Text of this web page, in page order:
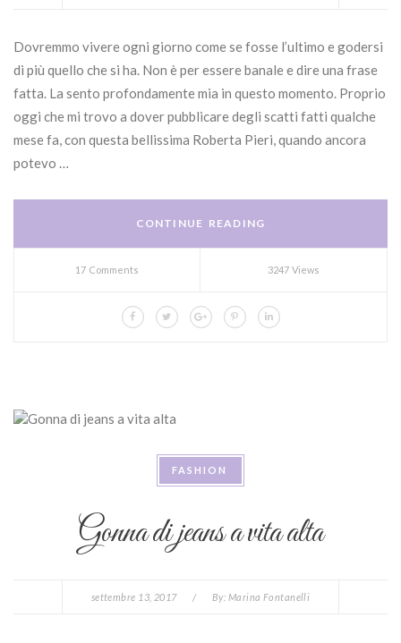
Dovremmo vivere ogni giorno come se fosse l’ultimo e godersi
di più quello che si ha. Non è per essere banale e dire una frase
fatta. La sento profondamente mia in questo momento. Proprio
oggi che mi trovo a dover pubblicare degli scatti fatti qualche
mese fa, con questa bellissima Roberta Pieri, quando ancora
potevo …
CONTINUE READING
17 Comments 3247 Views
FASHION
Gonna di jeans a vita alta
settembre 13, 2017 / By: Marina Fontanelli